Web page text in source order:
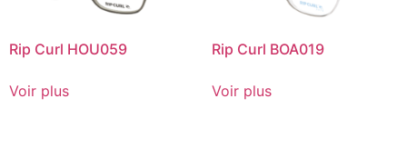
Rip Curl HOU059
Voir plus
Rip Curl BOA019
Voir plus